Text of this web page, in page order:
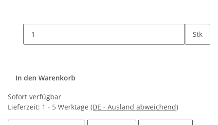
Stk
In den Warenkorb
Sofort verfügbar
Lieferzeit: 1 - 5 Werktage (DE - Ausland abweichend)